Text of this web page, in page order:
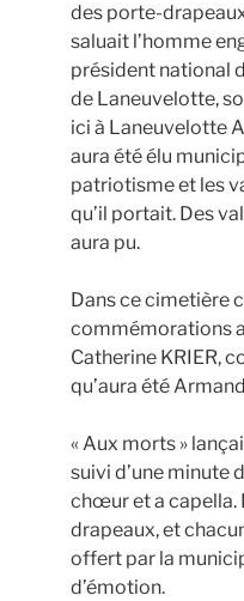
des porte-
saluait l’homme
président national
de Laneuvelotte,
ici à Laneuvelotte
aura été élu
patriotisme et les
qu’il portait. Des
aura pu.
Dans ce cimetière
commémorations
Catherine KRIER,
qu’aura été
« Aux morts »
suivi d’une minute
chœur et a capella.
drapeaux, et
offert par la
d’émotion.